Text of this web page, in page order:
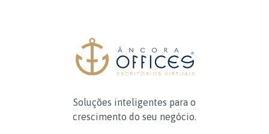
Soluções inteligentes para o
crescimento do seu negócio.